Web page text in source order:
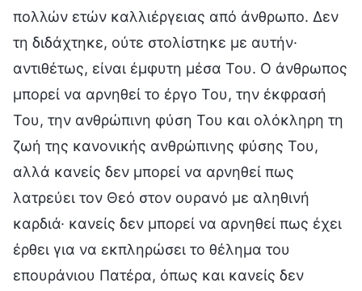
πολλών ετών καλλιέργειας από άνθρωπο. Δεν
τη διδάχτηκε, ούτε στολίστηκε με αυτήν·
αντιθέτως, είναι έμφυτη μέσα Του. Ο άνθρωπος
μπορεί να αρνηθεί το έργο Του, την έκφρασή
Του, την ανθρώπινη φύση Του και ολόκληρη τη
ζωή της κανονικής ανθρώπινης φύσης Του,
αλλά κανείς δεν μπορεί να αρνηθεί πως
λατρεύει τον Θεό στον ουρανό με αληθινή
καρδιά· κανείς δεν μπορεί να αρνηθεί πως έχει
έρθει για να εκπληρώσει το θέλημα του
επουράνιου Πατέρα, όπως και κανείς δεν